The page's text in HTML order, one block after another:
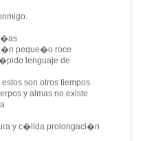
peque�o roce
lenguaje de
son otros tiempos
y almas no existe
y c�lida prolongaci�n